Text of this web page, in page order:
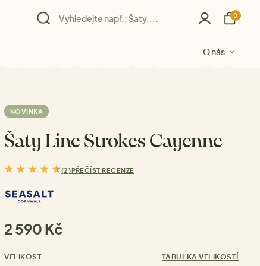
O nás
O nás
O nás
O nás
O nás
0
NOVINKA
Šaty Line Strokes Cayenne
(2)PŘEČÍST RECENZE
2 590 Kč
VELIKOST TABULKA VELIKOSTÍ